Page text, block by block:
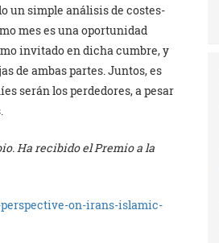
un simple análisis de costes-
mes es una oportunidad
invitado en dicha cumbre, y
de ambas partes. Juntos, es
serán los perdedores, a pesar
Ha recibido el Premio a la
on-irans-islamic-